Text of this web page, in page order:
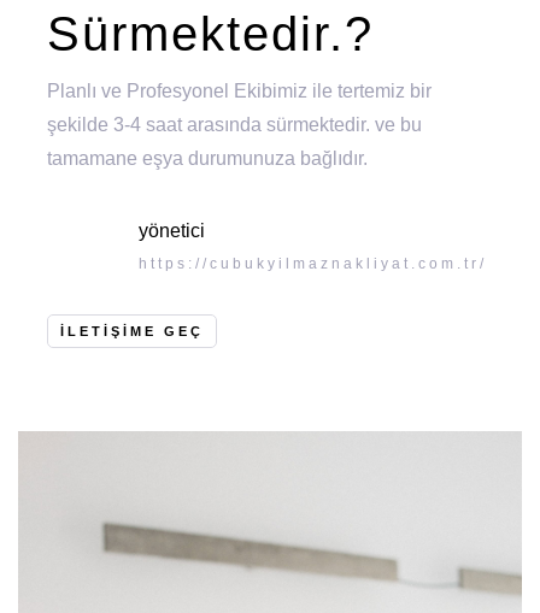
Sürmektedir.?
Planlı ve Profesyonel Ekibimiz ile tertemiz bir
şekilde 3-4 saat arasında sürmektedir. ve bu
tamamane eşya durumunuza bağlıdır.
yönetici
https://cubukyilmaznakliyat.com.tr/
ILETIŞIME GEÇ